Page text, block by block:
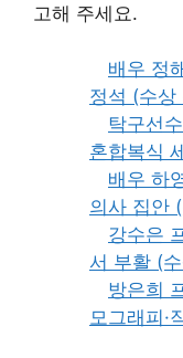
고해 주세요.
배우 정
정석 (수상
탁구선
혼합복식
배우 하
의사 집안
강수은
서 부활 (
방은희
모그래피·